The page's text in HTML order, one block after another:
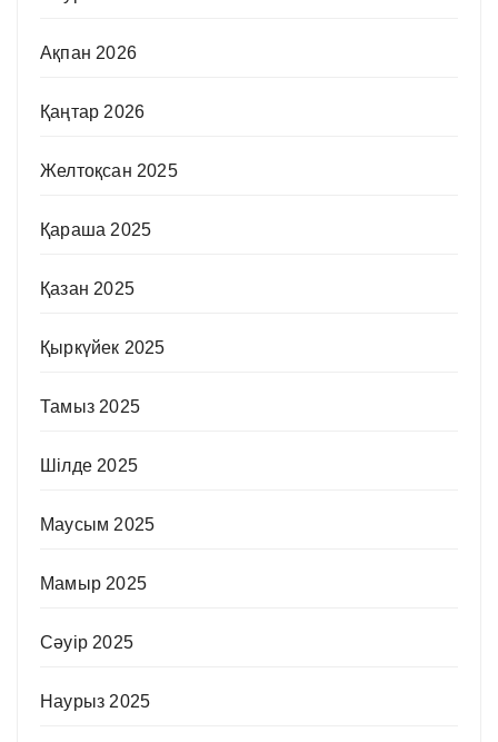
Ақпан 2026
Қаңтар 2026
Желтоқсан 2025
Қараша 2025
Қазан 2025
Қыркүйек 2025
Тамыз 2025
Шілде 2025
Маусым 2025
Мамыр 2025
Сәуір 2025
Наурыз 2025